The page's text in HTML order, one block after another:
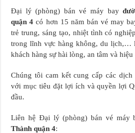
Đại lý (phòng) bán vé máy bay
quận 4có hơn 15 năm bán vé may
trẻ trung, sáng tạo, nhiệt tình có
trong lĩnh vực hàng không, du lịch,…
khách hàng sự hài lòng, an tâm và hiệu
Chúng tôi cam kết cung cấp các
với mục tiêu đặt lợi ích và quyền lợi
đầu.
Liên hệ Đại lý (phòng) bán vé máy
Thành quận 4: